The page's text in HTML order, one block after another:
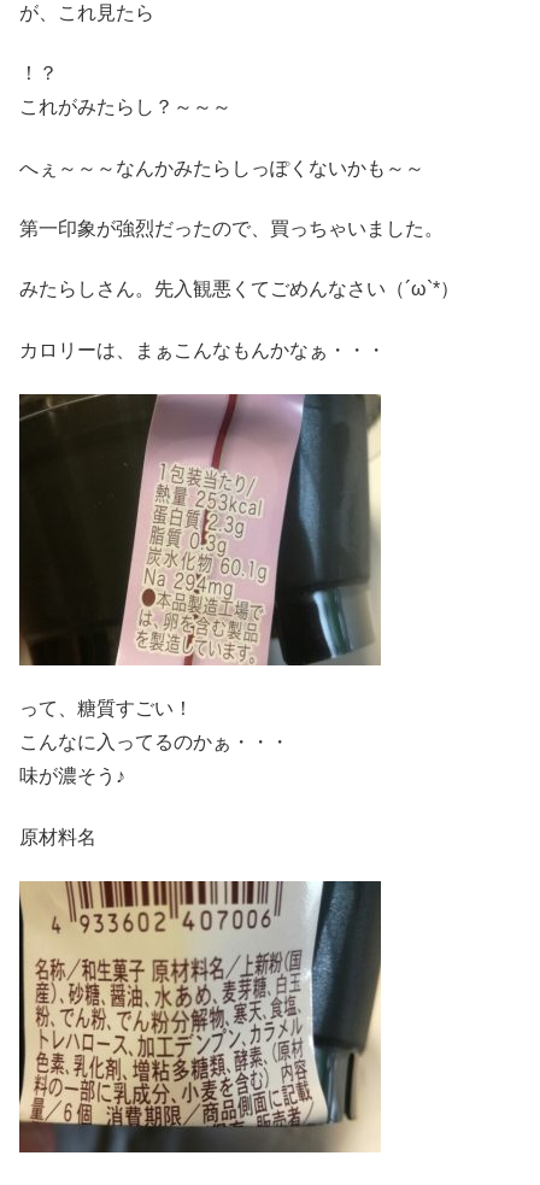
が、これ見たら
！？
これがみたらし？～～～
へぇ～～～なんかみたらしっぽくないかも～～
第一印象が強烈だったので、買っちゃいました。
みたらしさん。先入観悪くてごめんなさい（´ω`*）
カロリーは、まぁこんなもんかなぁ・・・
って、糖質すごい！
こんなに入ってるのかぁ・・・
味が濃そう♪
原材料名